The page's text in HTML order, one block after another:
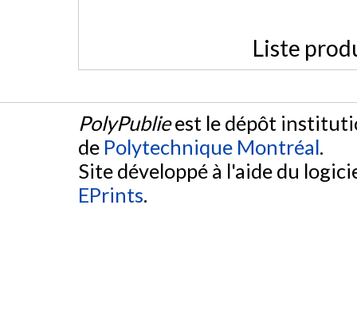
Liste
PolyPublieest le dépôt
de Polytechnique Montréal.
Site développé à l'aide du
EPrints.